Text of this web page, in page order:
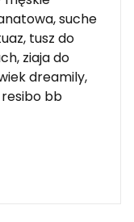
suche
tusz do
ziaja do
dreamily,
bb